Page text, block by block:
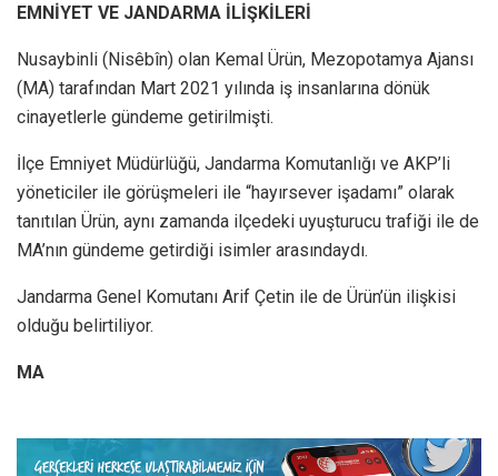
EMNİYET VE JANDARMA İLİŞKİLERİ
Nusaybinli (Nisêbîn) olan Kemal Ürün, Mezopotamya Ajansı
(MA) tarafından Mart 2021 yılında iş insanlarına dönük
cinayetlerle gündeme getirilmişti.
İlçe Emniyet Müdürlüğü, Jandarma Komutanlığı ve AKP’li
yöneticiler ile görüşmeleri ile “hayırsever işadamı” olarak
tanıtılan Ürün, aynı zamanda ilçedeki uyuşturucu trafiği ile de
MA’nın gündeme getirdiği isimler arasındaydı.
Jandarma Genel Komutanı Arif Çetin ile de Ürün’ün ilişkisi
olduğu belirtiliyor.
MA